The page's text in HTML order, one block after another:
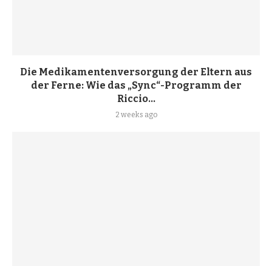
Die Medikamentenversorgung der Eltern aus
der Ferne: Wie das „Sync“-Programm der
Riccio...
2 weeks ago